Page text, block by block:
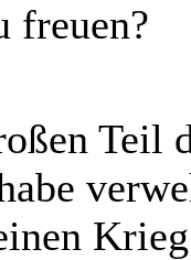
freuen?
Teil